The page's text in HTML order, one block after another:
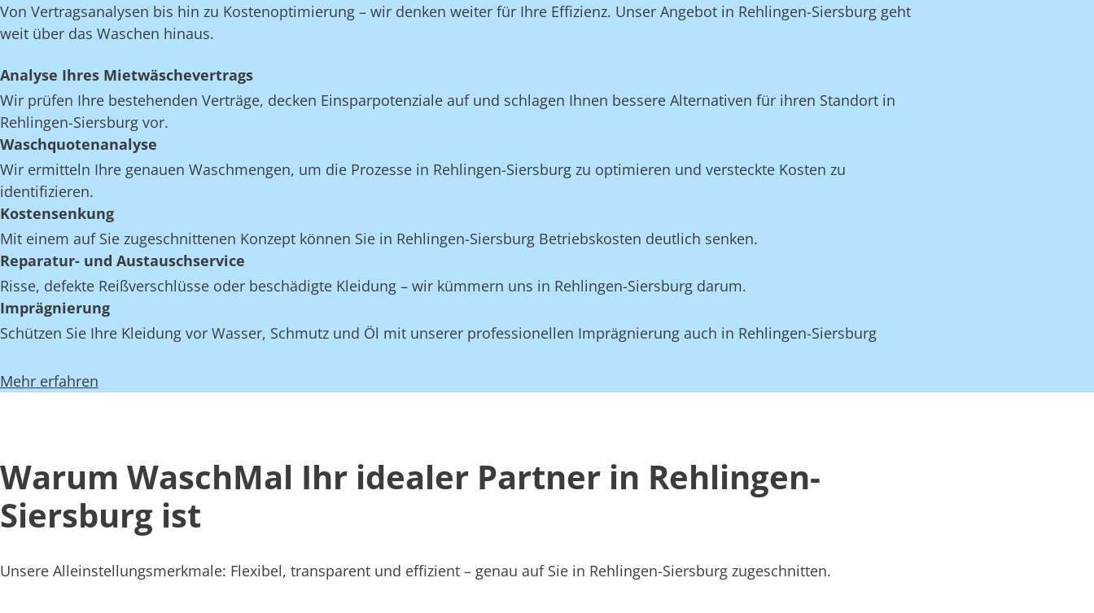
Von Vertragsanalysen bis hin zu Kostenoptimierung – wir denken weiter für Ihre Effizienz. Unser Angebot in Rehlingen-Siersburg geht
weit über das Waschen hinaus.
Analyse Ihres Mietwäschevertrags
Wir prüfen Ihre bestehenden Verträge, decken Einsparpotenziale auf und schlagen Ihnen bessere Alternativen für ihren Standort in
Rehlingen-Siersburg vor.
Waschquotenanalyse
Wir ermitteln Ihre genauen Waschmengen, um die Prozesse in Rehlingen-Siersburg zu optimieren und versteckte Kosten zu
identifizieren.
Kostensenkung
Mit einem auf Sie zugeschnittenen Konzept können Sie in Rehlingen-Siersburg Betriebskosten deutlich senken.
Reparatur- und Austauschservice
Risse, defekte Reißverschlüsse oder beschädigte Kleidung – wir kümmern uns in Rehlingen-Siersburg darum.
Imprägnierung
Schützen Sie Ihre Kleidung vor Wasser, Schmutz und Öl mit unserer professionellen Imprägnierung auch in Rehlingen-Siersburg
Mehr erfahren
Warum WaschMal Ihr idealer Partner in Rehlingen-
Siersburg ist
Unsere Alleinstellungsmerkmale: Flexibel, transparent und effizient – genau auf Sie in Rehlingen-Siersburg zugeschnitten.